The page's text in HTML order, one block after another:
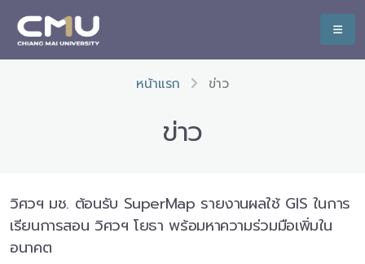
หน้าแรก ข่าว
ข่าว
วิศวฯ มช. ต้อนรับ SuperMap รายงานผลใช้ GIS ในการ
เรียนการสอน วิศวฯ โยธา พร้อมหาความร่วมมือเพิ่มใน
อนาคต